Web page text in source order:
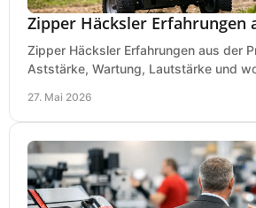
Zipper Häcksler Erfahrungen
Zipper Häcksler Erfahrungen aus der
Aststärke, Wartung, Lautstärke und
27. Mai 2026